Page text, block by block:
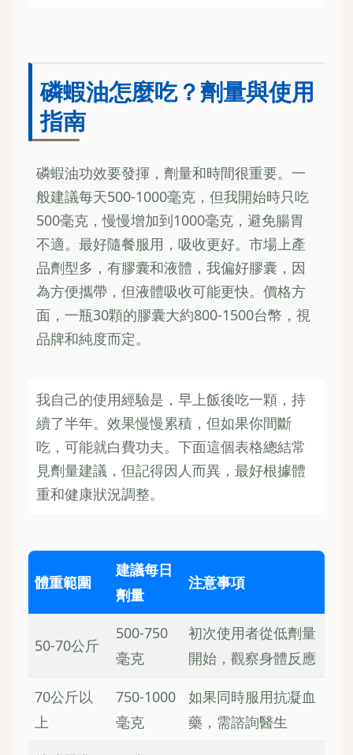
磷蝦油怎麼吃？劑量與使用
指南
磷蝦油功效要發揮，劑量和時間很重要。一
般建議每天500-1000毫克，但我開始時只吃
500毫克，慢慢增加到1000毫克，避免腸胃
不適。最好隨餐服用，吸收更好。市場上產
品劑型多，有膠囊和液體，我偏好膠囊，因
為方便攜帶，但液體吸收可能更快。價格方
面，一瓶30顆的膠囊大約800-1500台幣，視
品牌和純度而定。
我自己的使用經驗是，早上飯後吃一顆，持
續了半年。效果慢慢累積，但如果你間斷
吃，可能就白費功夫。下面這個表格總結常
見劑量建議，但記得因人而異，最好根據體
重和健康狀況調整。
體重範圍
建議每日
劑量
注意事項
50-70公斤
500-750
毫克
初次使用者從低劑量
開始，觀察身體反應
70公斤以
上
750-1000
毫克
如果同時服用抗凝血
藥，需諮詢醫生